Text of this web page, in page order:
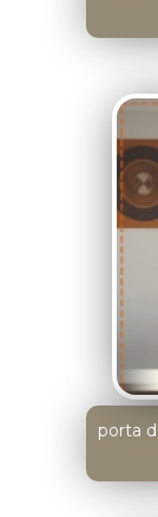
porta